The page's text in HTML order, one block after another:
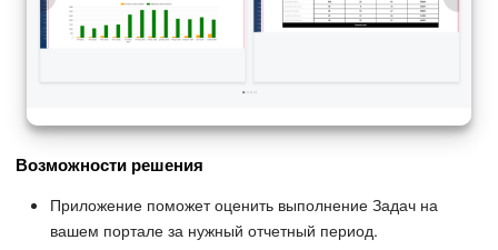
Возможности решения
Приложение поможет оценить выполнение Задач на
вашем портале за нужный отчетный период.